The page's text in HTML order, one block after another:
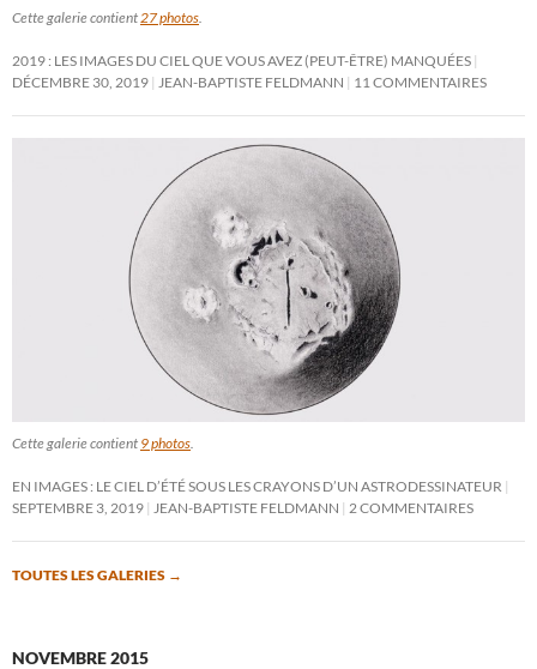
Cette galerie contient 27 photos
2019 : LES IMAGES DU CIEL QUE VOUS AVEZ (PEUT-ÊTRE) MANQUÉES
DÉCEMBRE 30, 2019
JEAN-BAPTISTE FELDMANN 11 COMMENTAIRES
Cette galerie contient 9 photos
EN IMAGES : LE CIEL D’ÉTÉ SOUS LES CRAYONS D’UN ASTRODESSINATEUR
SEPTEMBRE 3, 2019
JEAN-BAPTISTE FELDMANN 2 COMMENTAIRES
TOUTES LES GALERIES →
NOVEMBRE 2015